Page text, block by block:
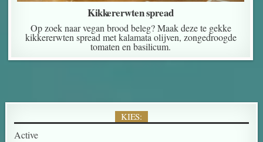
Kikkererwten spread
Op zoek naar vegan brood beleg? Maak deze te gekke
kikkererwten spread met kalamata olijven, zongedroogde
tomaten en basilicum.
KIES:
Active